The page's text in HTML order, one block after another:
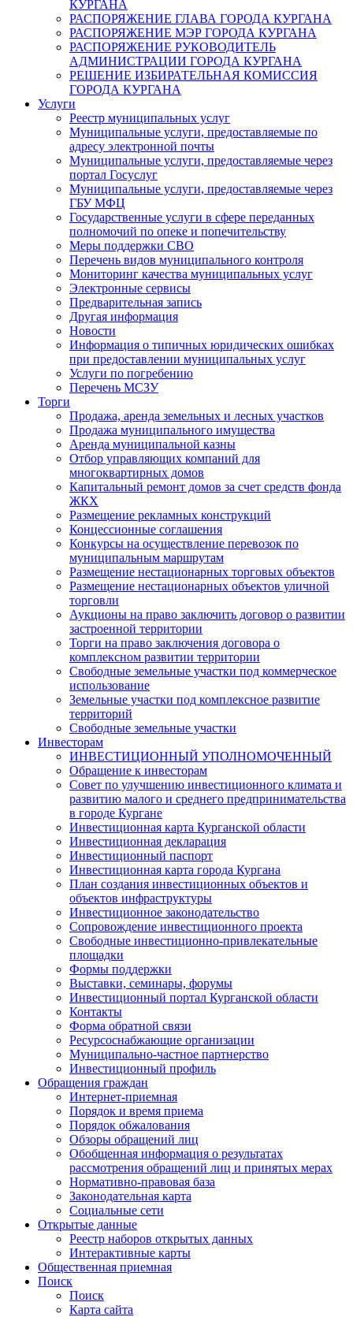
КУРГАНА
РАСПОРЯЖЕНИЕ ГЛАВА ГОРОДА КУРГАНА
РАСПОРЯЖЕНИЕ МЭР ГОРОДА КУРГАНА
РАСПОРЯЖЕНИЕ РУКОВОДИТЕЛЬ
АДМИНИСТРАЦИИ ГОРОДА КУРГАНА
РЕШЕНИЕ ИЗБИРАТЕЛЬНАЯ КОМИССИЯ
ГОРОДА КУРГАНА
Услуги
Реестр муниципальных услуг
Муниципальные услуги, предоставляемые по
адресу электронной почты
Муниципальные услуги, предоставляемые через
портал Госуслуг
Муниципальные услуги, предоставляемые через
ГБУ МФЦ
Государственные услуги в сфере переданных
полномочий по опеке и попечительству
Меры поддержки СВО
Перечень видов муниципального контроля
Мониторинг качества муниципальных услуг
Электронные сервисы
Предварительная запись
Другая информация
Новости
Информация о типичных юридических ошибках
при предоставлении муниципальных услуг
Услуги по погребению
Перечень МСЗУ
Торги
Продажа, аренда земельных и лесных участков
Продажа муниципального имущества
Аренда муниципальной казны
Отбор управляющих компаний для
многоквартирных домов
Капитальный ремонт домов за счет средств фонда
ЖКХ
Размещение рекламных конструкций
Концессионные соглашения
Конкурсы на осуществление перевозок по
муниципальным маршрутам
Размещение нестационарных торговых объектов
Размещение нестационарных объектов уличной
торговли
Аукционы на право заключить договор о развитии
застроенной территории
Торги на право заключения договора о
комплексном развитии территории
Свободные земельные участки под коммерческое
использование
Земельные участки под комплексное развитие
территорий
Свободные земельные участки
Инвесторам
ИНВЕСТИЦИОННЫЙ УПОЛНОМОЧЕННЫЙ
Обращение к инвесторам
Совет по улучшению инвестиционного климата и
развитию малого и среднего предпринимательства
в городе Кургане
Инвестиционная карта Курганской области
Инвестиционная декларация
Инвестиционный паспорт
Инвестиционная карта города Кургана
План создания инвестиционных объектов и
объектов инфраструктуры
Инвестиционное законодательство
Сопровождение инвестиционного проекта
Свободные инвестиционно-привлекательные
площадки
Формы поддержки
Выставки, семинары, форумы
Инвестиционный портал Курганской области
Контакты
Форма обратной связи
Ресурсоснабжающие организации
Муниципально-частное партнерство
Инвестиционный профиль
Обращения граждан
Интернет-приемная
Порядок и время приема
Порядок обжалования
Обзоры обращений лиц
Обобщенная информация о результатах
рассмотрения обращений лиц и принятых мерах
Нормативно-правовая база
Законодательная карта
Социальные сети
Открытые данные
Реестр наборов открытых данных
Интерактивные карты
Общественная приемная
Поиск
Поиск
Карта сайта